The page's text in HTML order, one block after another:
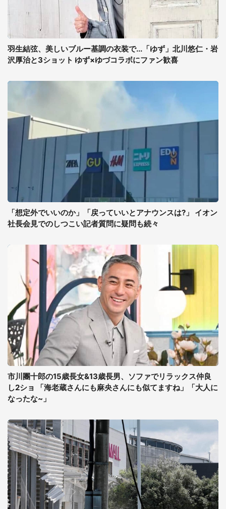
羽生結弦、美しいブルー基調の衣装で...「ゆず」北川悠仁・岩
沢厚治と3ショット ゆず×ゆづコラボにファン歓喜
「想定外でいいのか」「戻っていいとアナウンスは?」 イオン
社長会見でのしつこい記者質問に疑問も続々
市川團十郎の15歳長女&13歳長男、ソファでリラックス仲良
し2ショ 「海老蔵さんにも麻央さんにも似てますね」「大人に
なったな~」